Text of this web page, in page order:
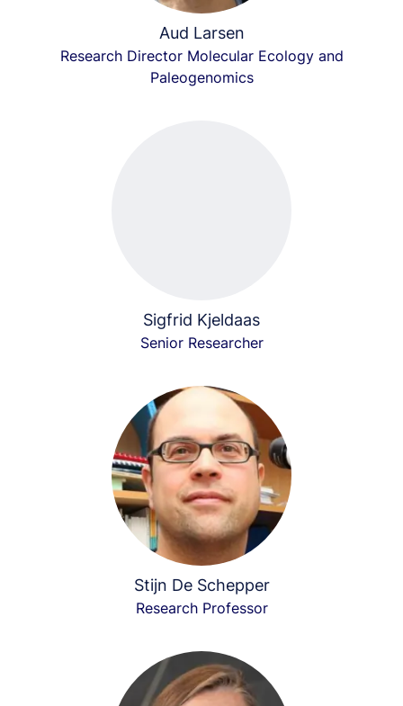
Aud Larsen
Research Director Molecular Ecology and
Paleogenomics
Sigfrid Kjeldaas
Senior Researcher
Stijn De Schepper
Research Professor